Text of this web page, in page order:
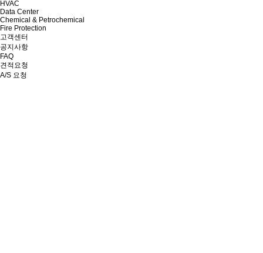
HVAC
Data Center
Chemical & Petrochemical
Fire Protection
고객센터
공지사항
FAQ
견적요청
A/S 요청